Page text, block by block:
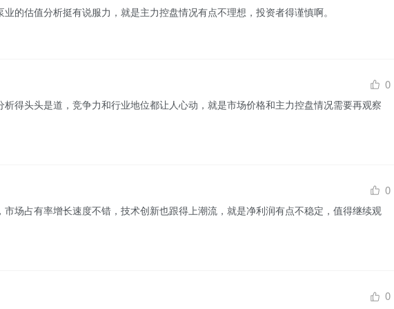
的估值分析挺有说服力，就是主力控盘情况有点不理想，投资者得谨慎啊。
0
析得头头是道，竞争力和行业地位都让人心动，就是市场价格和主力控盘情况需要再观察
0
市场占有率增长速度不错，技术创新也跟得上潮流，就是净利润有点不稳定，值得继续观
0